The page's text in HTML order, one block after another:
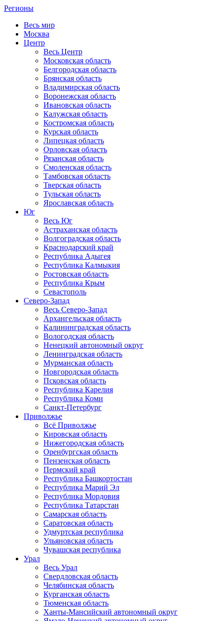
Регионы
Весь мир
Москва
Центр
Весь Центр
Московская область
Белгородская область
Брянская область
Владимирская область
Воронежская область
Ивановская область
Калужская область
Костромская область
Курская область
Липецкая область
Орловская область
Рязанская область
Смоленская область
Тамбовская область
Тверская область
Тульская область
Ярославская область
Юг
Весь Юг
Астраханская область
Волгоградская область
Краснодарский край
Республика Адыгея
Республика Калмыкия
Ростовская область
Республика Крым
Севастополь
Северо-Запад
Весь Северо-Запад
Архангельская область
Калининградская область
Вологодская область
Ненецкий автономный округ
Ленинградская область
Мурманская область
Новгородская область
Псковская область
Республика Карелия
Республика Коми
Санкт-Петербург
Приволжье
Всё Приволжье
Кировская область
Нижегородская область
Оренбургская область
Пензенская область
Пермский край
Республика Башкортостан
Республика Марий Эл
Республика Мордовия
Республика Татарстан
Самарская область
Саратовская область
Удмуртская республика
Ульяновская область
Чувашская республика
Урал
Весь Урал
Свердловская область
Челябинская область
Курганская область
Тюменская область
Ханты-Мансийский автономный округ